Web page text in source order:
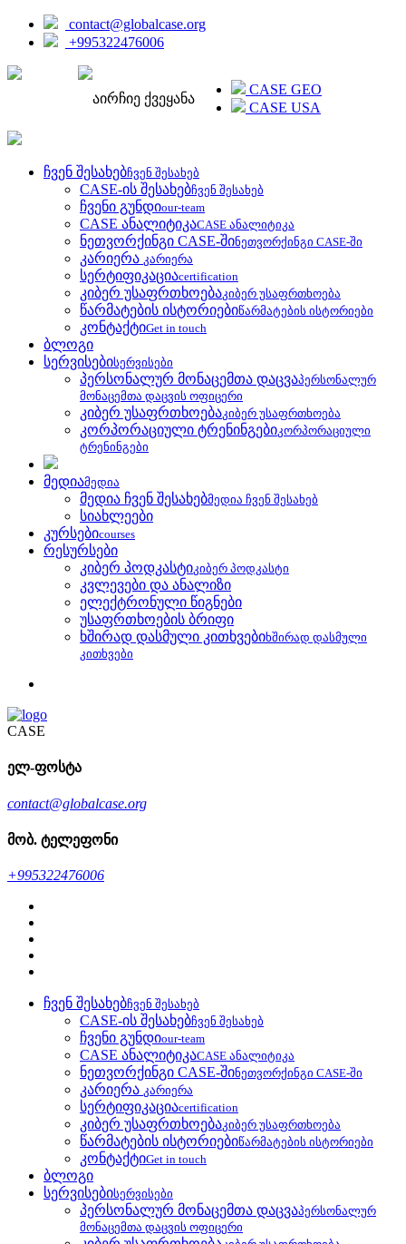
contact@globalcase.org
+995322476006
აირჩიე ქვეყანა
CASE GEO
CASE USA
ჩვენ შესახებჩვენ შესახებ
CASE-ის შესახებჩვენ შესახებ
ჩვენი გუნდიour-team
CASE ანალიტიკაCASE ანალიტიკა
ნეთვორქინგი CASE-შინეთვორქინგი CASE-ში
კარიერა კარიერა
სერტიფიკაციაcertification
კიბერ უსაფრთხოებაკიბერ უსაფრთხოება
წარმატების ისტორიებიწარმატების ისტორიები
კონტაქტიGet in touch
ბლოგი
სერვისებისერვისები
პერსონალურ მონაცემთა დაცვაპერსონალურ
მონაცემთა დაცვის ოფიცერი
კიბერ უსაფრთხოებაკიბერ უსაფრთხოება
კორპორაციული ტრენინგებიკორპორაციული
ტრენინგები
მედიამედია
მედია ჩვენ შესახებმედია ჩვენ შესახებ
სიახლეები
კურსებიcourses
რესურსები
კიბერ პოდკასტიკიბერ პოდკასტი
კვლევები და ანალიზი
ელექტრონული წიგნები
უსაფრთხოების ბრიფი
ხშირად დასმული კითხვებიხშირად დასმული
კითხვები
CASE
ელ-ფოსტა
contact@globalcase.org
მობ. ტელეფონი
+995322476006
ჩვენ შესახებჩვენ შესახებ
CASE-ის შესახებჩვენ შესახებ
ჩვენი გუნდიour-team
CASE ანალიტიკაCASE ანალიტიკა
ნეთვორქინგი CASE-შინეთვორქინგი CASE-ში
კარიერა კარიერა
სერტიფიკაციაcertification
კიბერ უსაფრთხოებაკიბერ უსაფრთხოება
წარმატების ისტორიებიწარმატების ისტორიები
კონტაქტიGet in touch
ბლოგი
სერვისებისერვისები
პერსონალურ მონაცემთა დაცვაპერსონალურ
მონაცემთა დაცვის ოფიცერი